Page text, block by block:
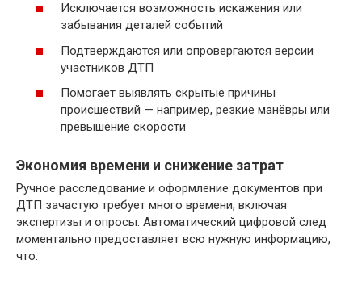
Исключается возможность искажения или
забывания деталей событий
Подтверждаются или опровергаются версии
участников ДТП
Помогает выявлять скрытые причины
происшествий — например, резкие манёвры или
превышение скорости
Экономия времени и снижение затрат
Ручное расследование и оформление документов при
ДТП зачастую требует много времени, включая
экспертизы и опросы. Автоматический цифровой след
моментально предоставляет всю нужную информацию,
что: